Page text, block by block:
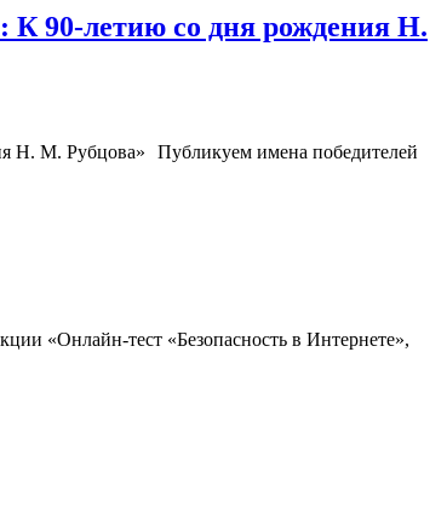
К 90-летию со дня рождения Н.
Публикуем имена победителей
«Онлайн-тест «Безопасность в Интернете»,